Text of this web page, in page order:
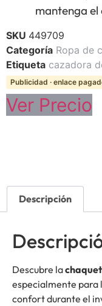
mantenga el
SKU 449709
Categoría Ropa de
Etiqueta cazadora
Publicidad · enlace
Ver Precio
Descripción
Descubre la
especialmente para
confort durante el